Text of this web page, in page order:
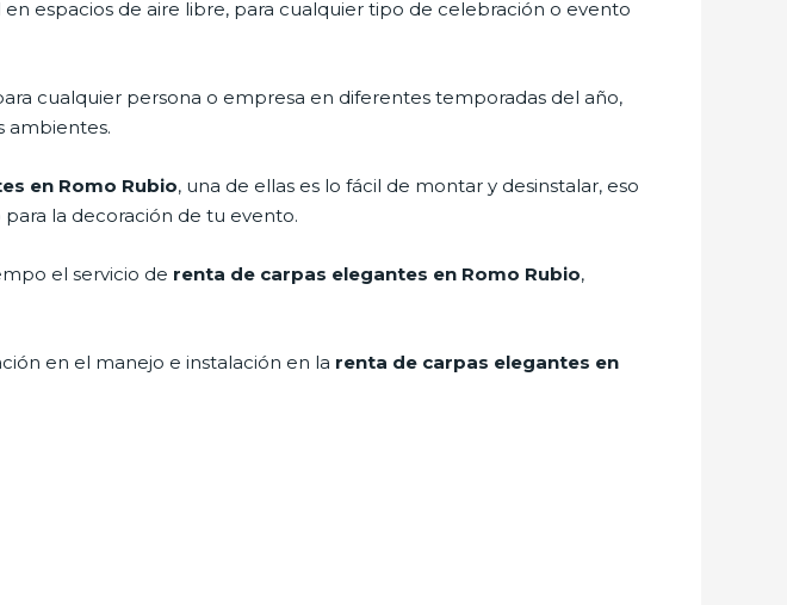
espacios de aire libre, para cualquier tipo de celebración o evento
cualquier persona o empresa en diferentes temporadas del año,
ambientes.
en Romo Rubio, una de ellas es lo fácil de montar y desinstalar, eso
la decoración de tu evento.
el servicio de renta de carpas elegantes en Romo Rubio,
en el manejo e instalación en la renta de carpas elegantes en